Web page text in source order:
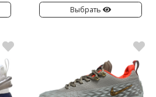
Выбрать